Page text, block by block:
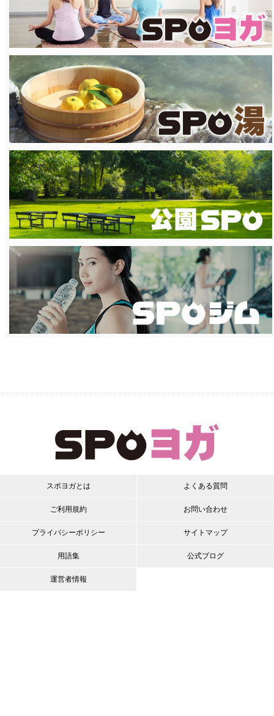
スポヨガとは
ご利用規約
プライバシーポリシー
用語集
運営者情報
よくある質問
お問い合わせ
サイトマップ
公式ブログ